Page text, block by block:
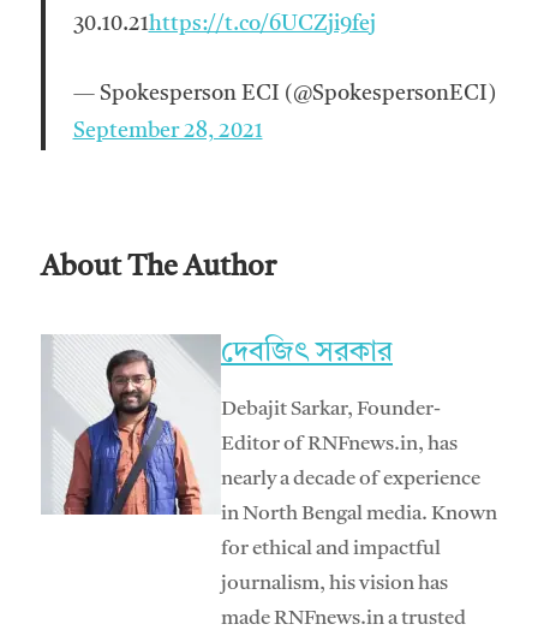
30.10.21https://t.co/6UCZji9fej
— Spokesperson ECI (@SpokespersonECI)
September 28, 2021
About The Author
দেবজিৎ সরকার
Debajit Sarkar, Founder-
Editor of RNFnews.in, has
nearly a decade of experience
in North Bengal media. Known
for ethical and impactful
journalism, his vision has
made RNFnews.in a trusted